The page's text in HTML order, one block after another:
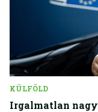
KÜLFÖLD
Irgalmatlan